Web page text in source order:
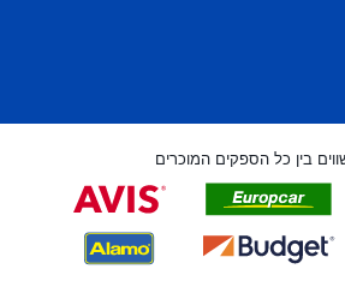
בין כל הספקים המוכרים